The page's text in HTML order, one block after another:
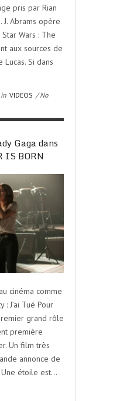
pris par Rian
J. Abrams opère
Wars : The
aux sources de
Si dans
in VIDÉOS / No
Gaga dans
IS BORN
cinéma comme
: J’ai Tué Pour
grand rôle
première
Un film très
annonce de
étoile est…